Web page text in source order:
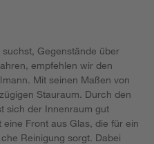
Gegenstände über
empfehlen wir den
Mit seinen Maßen von
Stauraum. Durch den
sich der Innenraum gut
Front aus Glas, die für ein
Reinigung sorgt. Dabei